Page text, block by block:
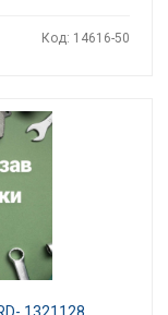
Код: 14616-50